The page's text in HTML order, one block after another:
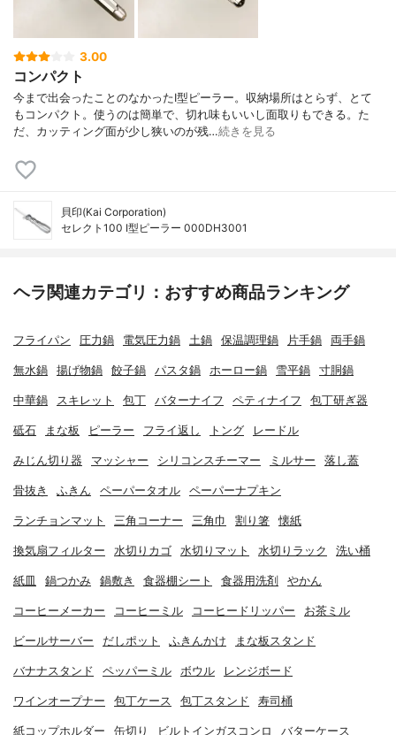
3.00
コンパクト
今まで出会ったことのなかったI型ピーラー。収納場所はとらず、とて
もコンパクト。使うのは簡単で、切れ味もいいし面取りもできる。た
だ、カッティング面が少し狭いのが残…続きを見る
貝印(Kai Corporation)
セレクト100 I型ピーラー 000DH3001
ヘラ関連カテゴリ：おすすめ商品ランキング
フライパン 圧力鍋 電気圧力鍋 土鍋 保温調理鍋 片手鍋 両手鍋
無水鍋 揚げ物鍋 餃子鍋 パスタ鍋 ホーロー鍋 雪平鍋 寸胴鍋
中華鍋 スキレット 包丁 バターナイフ ペティナイフ 包丁研ぎ器
砥石 まな板 ピーラー フライ返し トング レードル
みじん切り器 マッシャー シリコンスチーマー ミルサー 落し蓋
骨抜き ふきん ペーパータオル ペーパーナプキン
ランチョンマット 三角コーナー 三角巾 割り箸 懐紙
換気扇フィルター 水切りカゴ 水切りマット 水切りラック 洗い桶
紙皿 鍋つかみ 鍋敷き 食器棚シート 食器用洗剤 やかん
コーヒーメーカー コーヒーミル コーヒードリッパー お茶ミル
ビールサーバー だしポット ふきんかけ まな板スタンド
バナナスタンド ペッパーミル ボウル レンジボード
ワインオープナー 包丁ケース 包丁スタンド 寿司桶
紙コップホルダー 缶切り ビルトインガスコンロ バターケース